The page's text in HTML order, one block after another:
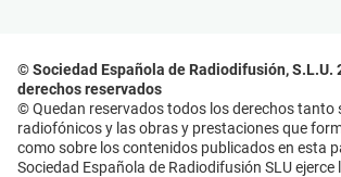
© Sociedad Española de Radiodifusión, S.L.U.
derechos reservados
© Quedan reservados todos los derechos tanto
radiofónicos y las obras y prestaciones que
como sobre los contenidos publicados en esta
Sociedad Española de Radiodifusión SLU ejerce